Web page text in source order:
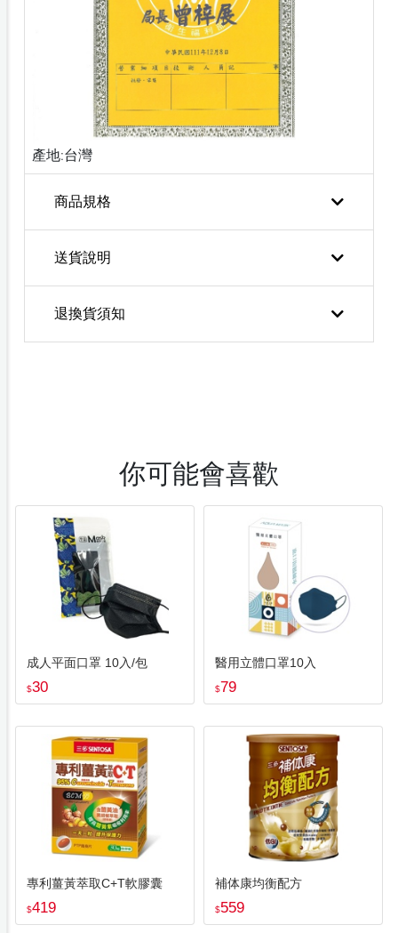
產地:台灣
商品規格
送貨說明
退換貨須知
你可能會喜歡
成人平面口罩 10入/包
$30
醫用立體口罩10入
$79
專利薑黃萃取C+T軟膠囊
$419
補体康均衡配方
$559